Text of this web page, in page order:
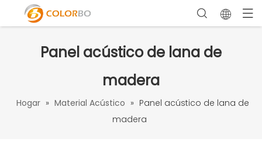
Panel acústico de lana de
madera
Hogar » Material Acústico » Panel acústico de lana de
madera